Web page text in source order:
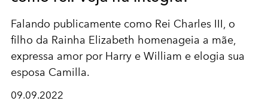
Falando publicamente como Rei Charles III, o
filho da Rainha Elizabeth homenageia a mãe,
expressa amor por Harry e William e elogia sua
esposa Camilla.
09.09.2022